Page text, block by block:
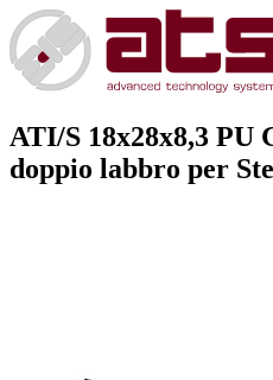
ATI/S 18x28x8,3 PU
doppio labbro per